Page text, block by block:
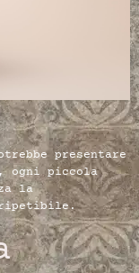
presentare
ogni piccola
la